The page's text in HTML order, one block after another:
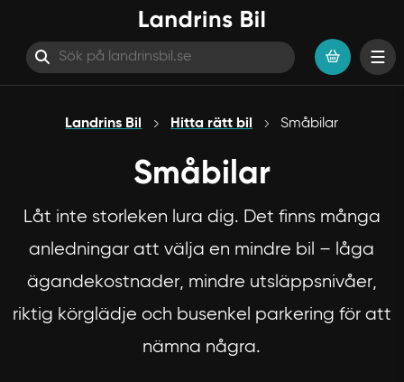
Hoppa till innehåll
Landrins Bil Hitta rätt bil Småbilar
Småbilar
Låt inte storleken lura dig. Det finns många
anledningar att välja en mindre bil – låga
ägandekostnader, mindre utsläppsnivåer,
riktig körglädje och busenkel parkering för att
nämna några.